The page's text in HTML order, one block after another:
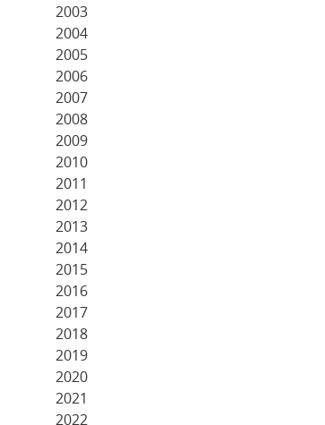
2003
2004
2005
2006
2007
2008
2009
2010
2011
2012
2013
2014
2015
2016
2017
2018
2019
2020
2021
2022